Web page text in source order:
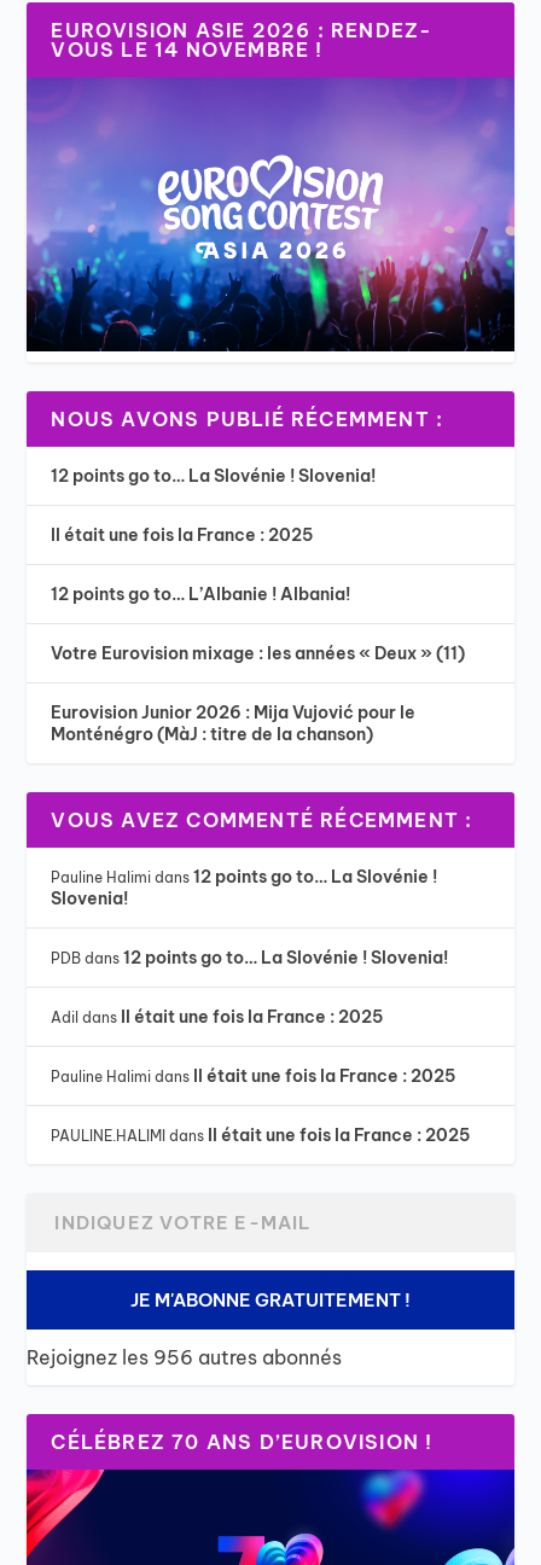
EUROVISION ASIE 2026 : RENDEZ-
VOUS LE 14 NOVEMBRE !
NOUS AVONS PUBLIÉ RÉCEMMENT :
12 points go to… La Slovénie ! Slovenia!
Il était une fois la France : 2025
12 points go to… L’Albanie ! Albania!
Votre Eurovision mixage : les années « Deux » (11)
Eurovision Junior 2026 : Mija Vujović pour le
Monténégro (MàJ : titre de la chanson)
VOUS AVEZ COMMENTÉ RÉCEMMENT :
Pauline Halimi dans12 points go to… La Slovénie !
Slovenia!
PDB dans12 points go to… La Slovénie ! Slovenia!
Adil dans Il était une fois la France : 2025
Pauline Halimi dans Il était une fois la France : 2025
PAULINE.HALIMI dans Il était une fois la France : 2025
JE M'ABONNE GRATUITEMENT !
Rejoignez les 956 autres abonnés
CÉLÉBREZ 70 ANS D’EUROVISION !